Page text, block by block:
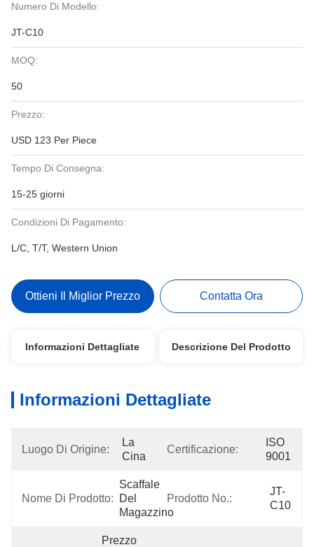
Numero Di Modello:
JT-C10
MOQ:
50
Prezzo:
USD 123 Per Piece
Tempo Di Consegna:
15-25 giorni
Condizioni Di Pagamento:
L/C, T/T, Western Union
Ottieni Il Miglior Prezzo Contatta Ora
Informazioni Dettagliate Descrizione Del Prodotto
Informazioni Dettagliate
Luogo Di Origine:
La
Cina
Certificazione:
ISO
9001
Nome Di Prodotto:
Scaffale
Del
Magazzino
Prodotto No.:
JT-
C10
Prezzo